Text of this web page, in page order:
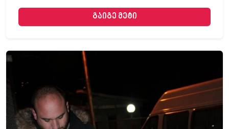
გაიგე მეტი